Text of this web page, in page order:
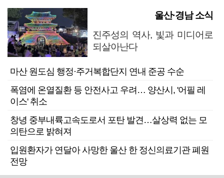
울산·경남 소식
진주성의 역사, 빛과 미디어로
되살아난다
마산 원도심 행정·주거복합단지 연내 준공 수순
폭염에 온열질환 등 안전사고 우려… 양산시, '어필 레
이스' 취소
창녕 중부내륙고속도로서 포탄 발견…살상력 없는 모
의탄으로 밝혀져
입원환자가 연달아 사망한 울산 한 정신의료기관 폐원
전망